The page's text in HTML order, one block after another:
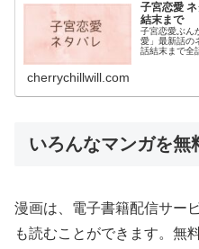
子宮恋愛
結末まで
子宮恋愛ぶん
愛」最新話の
話結末まで全
cherrychillwill.com
いろんなマンガを無
漫画は、電子書籍配信サー
も読むことができます。無